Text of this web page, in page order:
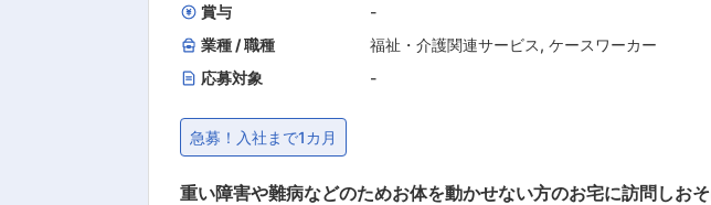
賞与
-
業種 / 職種
福祉・介護関連サービス, ケースワーカー
応募対象
-
急募！入社まで1カ月
重い障害や難病などのためお体を動かせない方のお宅に訪問しお